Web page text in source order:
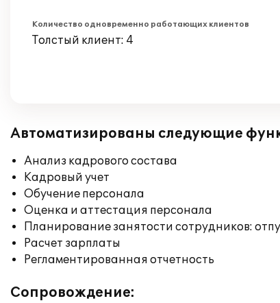
Количество одновременно работающих клиентов
Толстый клиент: 4
Автоматизированы следующие
Анализ кадрового состава
Кадровый учет
Обучение персонала
Оценка и аттестация персонала
Планирование занятости сотрудников:
Расчет зарплаты
Регламентированная отчетность
Сопровождение: